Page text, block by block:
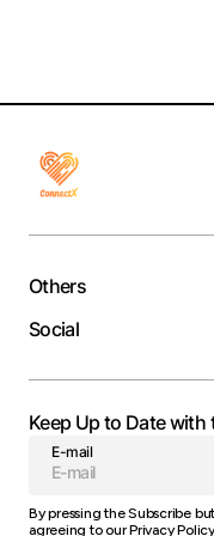
Others
Social
Keep Up to Date
E-mail
By pressing the Subscribe
agreeing to ourPrivacy Policy